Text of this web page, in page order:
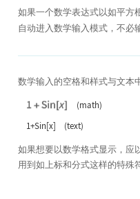
如果一个数学表达式以如平方
自动进入数学输入模式，不必
数学输入的空格和样式与文本
(math)
1+Sin[x] (text)
如果想要以数学格式显示，应
用到如上标和分式这样的特殊